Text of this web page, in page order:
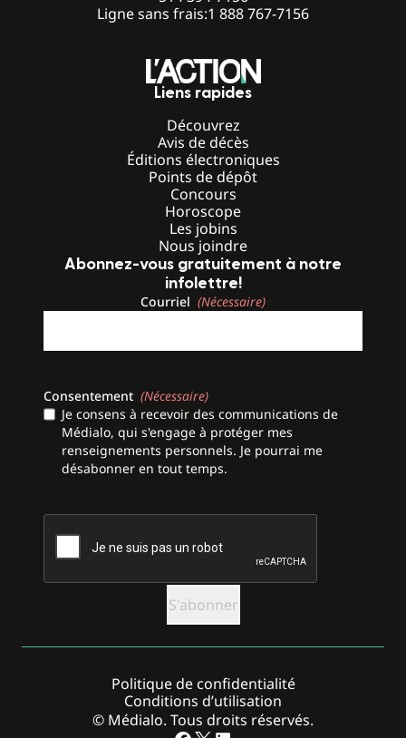
Ligne sans frais:1 888 767-7156
Liens rapides
Découvrez
Avis de décès
Éditions électroniques
Points de dépôt
Concours
Horoscope
Les jobins
Nous joindre
Abonnez-vous gratuitement à notre
infolettre!
Courriel (Nécessaire)
Consentement (Nécessaire)
Je consens à recevoir des communications de
Médialo, qui s'engage à protéger mes
renseignements personnels. Je pourrai me
désabonner en tout temps.
© Médialo. Tous droits réservés.
Politique de confidentialité
Conditions d’utilisation